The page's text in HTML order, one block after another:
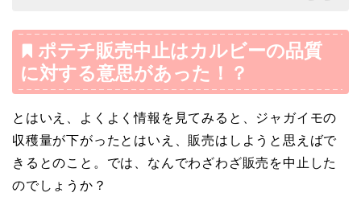
ポテチ販売中止はカルビーの品質
に対する意思があった！？
とはいえ、よくよく情報を見てみると、ジャガイモの
収穫量が下がったとはいえ、販売はしようと思えばで
きるとのこと。では、なんでわざわざ販売を中止した
のでしょうか？